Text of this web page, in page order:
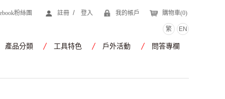
粉絲團 註冊 / 登入 我的帳戶 購物車(0)
繁 EN
產品分類 工具特色 戶外活動 問答專欄